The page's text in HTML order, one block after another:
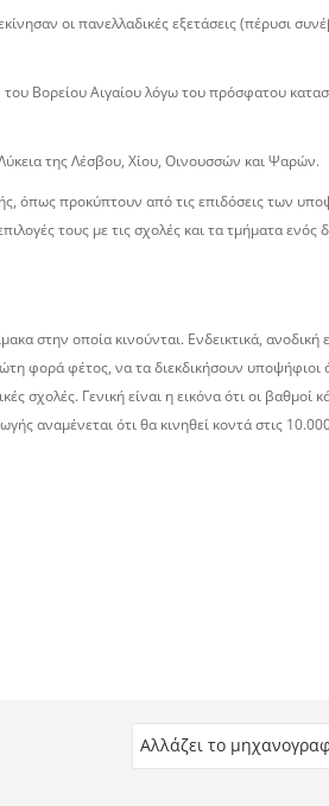
οι πανελλαδικές εξετάσεις (πέρυσι
του Βορείου Αιγαίου λόγω του πρόσφατου
Λύκεια της Λέσβου, Χίου, Οινουσσών και Ψαρών.
όπως προκύπτουν από τις επιδόσεις των
τους με τις σχολές και τα τμήματα ενός
στην οποία κινούνται. Ενδεικτικά, ανοδική
φορά φέτος, να τα διεκδικήσουν
σχολές. Γενική είναι η εικόνα ότι οι βαθμοί
αναμένεται ότι θα κινηθεί κοντά στις
Αλλάζει το